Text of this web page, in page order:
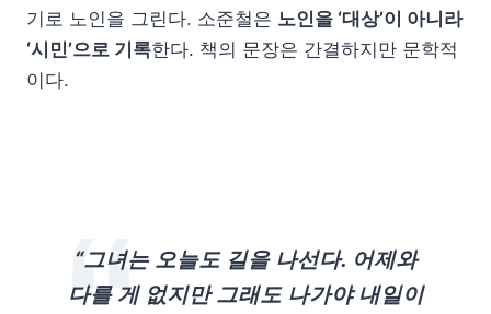
기로 노인을 그린다. 소준철은 노인을 ‘대상’이 아니라
‘시민’으로 기록한다. 책의 문장은 간결하지만 문학적
이다.
“그녀는 오늘도 길을 나선다. 어제와
다를 게 없지만 그래도 나가야 내일이